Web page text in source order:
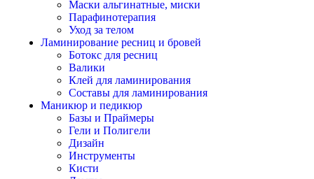
Маски альгинатные, миски
Парафинотерапия
Уход за телом
Ламинирование ресниц и бровей
Ботокс для ресниц
Валики
Клей для ламинирования
Составы для ламинирования
Маникюр и педикюр
Базы и Праймеры
Гели и Полигели
Дизайн
Инструменты
Кисти